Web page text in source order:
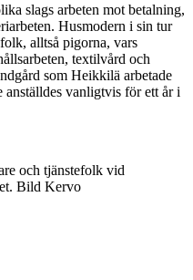
slags arbeten mot betalning,
Husmodern i sin tur
alltså pigorna, vars
textilvård och
som Heikkilä arbetade
vanligtvis för ett år i
och tjänstefolk vid
Bild Kervo